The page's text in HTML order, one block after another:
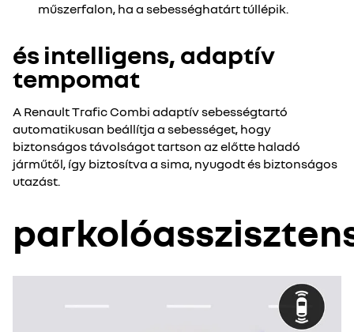
műszerfalon, ha a sebességhatárt túllépik.
és intelligens, adaptív
tempomat
A Renault Trafic Combi adaptív sebességtartó
automatikusan beállítja a sebességet, hogy
biztonságos távolságot tartson az előtte haladó
járműtől, így biztosítva a sima, nyugodt és biztonságos
utazást.